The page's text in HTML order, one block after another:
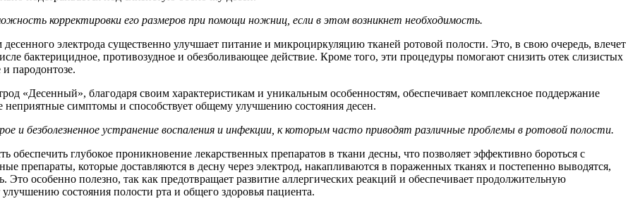
корректировки его размеров при помощи ножниц, если в этом возникнет необходимость.
электрода существенно улучшает питание и микроциркуляцию тканей ротовой полости. Это, в свою очередь, влечет
бактерицидное, противозудное и обезболивающее действие. Кроме того, эти процедуры помогают снизить отек слизистых
пародонтозе.
«Десенный», благодаря своим характеристикам и уникальным особенностям, обеспечивает комплексное поддержание
неприятные симптомы и способствует общему улучшению состояния десен.
и безболезненное устранение воспаления и инфекции, к которым часто приводят различные проблемы в ротовой полости.
обеспечить глубокое проникновение лекарственных препаратов в ткани десны, что позволяет эффективно бороться с
препараты, которые доставляются в десну через электрод, накапливаются в пораженных тканях и постепенно выводятся,
Это особенно полезно, так как предотвращает развитие аллергических реакций и обеспечивает продолжительную
состояния полости рта и общего здоровья пациента.